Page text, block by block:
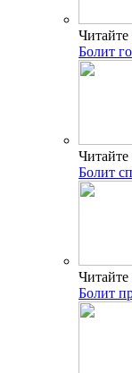
Читайте
Болит
Читайте
Болит
Читайте
Болит